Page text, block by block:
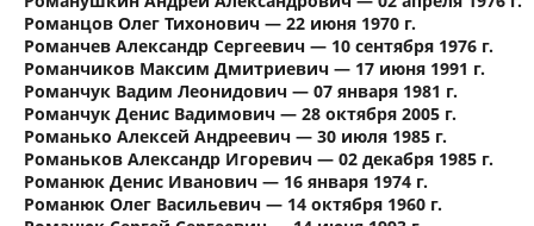
Романцов Олег Тихонович — 22 июня 1970 г.
Романчев Александр Сергеевич — 10 сентября 1976 г.
Романчиков Максим Дмитриевич — 17 июня 1991 г.
Романчук Вадим Леонидович — 07 января 1981 г.
Романчук Денис Вадимович — 28 октября 2005 г.
Романько Алексей Андреевич — 30 июля 1985 г.
Романьков Александр Игоревич — 02 декабря 1985 г.
Романюк Денис Иванович — 16 января 1974 г.
Романюк Олег Васильевич — 14 октября 1960 г.